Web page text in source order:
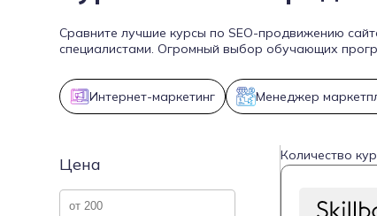
Сравните лучшие курсы по SEO-продвижению
специалистами. Огромный выбор обучающих
Интернет-маркетинг Менеджер
Цена Количество